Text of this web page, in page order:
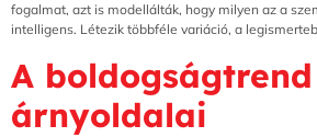
fogalmat, azt is modellálták, hogy milyen az a
intelligens. Létezik többféle variáció, a
A boldogságtrend
árnyoldalai